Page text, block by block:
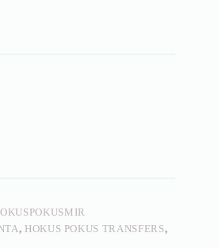
, HOKUS POKUS TRANSFERS,